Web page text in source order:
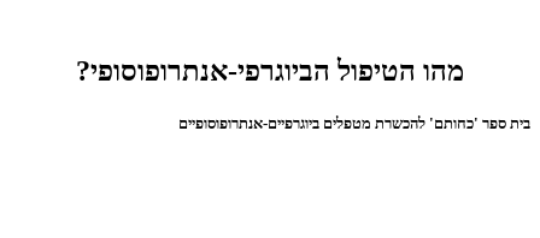
מהו הטיפול הביוגרפי-אנתרופוסופי?
בית ספר 'כחותם' להכשרת מטפלים ביוגרפיים-אנתרופוסופיים